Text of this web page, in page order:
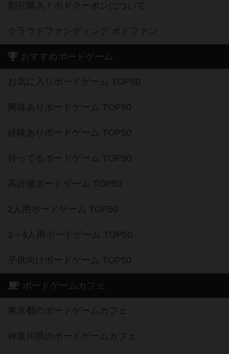
割引購入！ボドクーポンについて
クラウドファンディング ボドファン
おすすめボードゲーム
お気に入りボードゲーム TOP50
興味ありボードゲーム TOP50
経験ありボードゲーム TOP50
持ってるボードゲーム TOP50
高評価ボードゲーム TOP50
2人用ボードゲーム TOP50
3～4人用ボードゲーム TOP50
子供向けボードゲーム TOP50
ボードゲームカフェ
東京都のボードゲームカフェ
神奈川県のボードゲームカフェ